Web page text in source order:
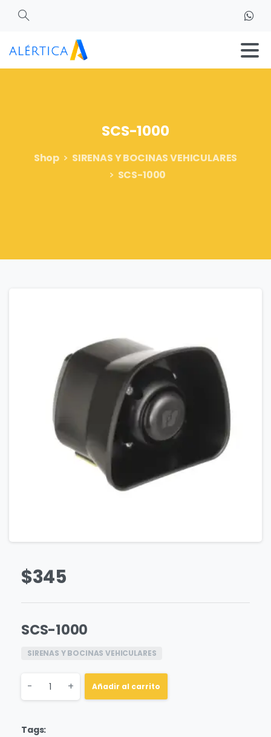
Search
SCS-1000
Shop
SIRENAS Y BOCINAS VEHICULARES
SCS-1000
$345
SCS-1000
SIRENAS Y BOCINAS VEHICULARES
Quantity
- + Añadir al carrito
Tags: